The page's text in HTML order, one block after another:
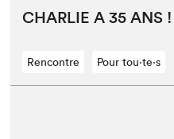
CHAR­LIE A35 ANS !
Rencontre Pour tou⋅te⋅s